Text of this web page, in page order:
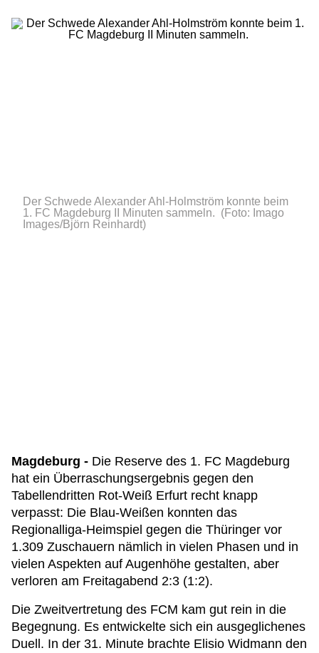
Der Schwede Alexander Ahl-Holmström konnte beim
1. FC Magdeburg II Minuten sammeln. (Foto: Imago
Images/Björn Reinhardt)
Magdeburg - Die Reserve des 1. FC Magdeburg
hat ein Überraschungsergebnis gegen den
Tabellendritten Rot-Weiß Erfurt recht knapp
verpasst: Die Blau-Weißen konnten das
Regionalliga-Heimspiel gegen die Thüringer vor
1.309 Zuschauern nämlich in vielen Phasen und in
vielen Aspekten auf Augenhöhe gestalten, aber
verloren am Freitagabend 2:3 (1:2).
Die Zweitvertretung des FCM kam gut rein in die
Begegnung. Es entwickelte sich ein ausgeglichenes
Duell. In der 31. Minute brachte Elisio Widmann den